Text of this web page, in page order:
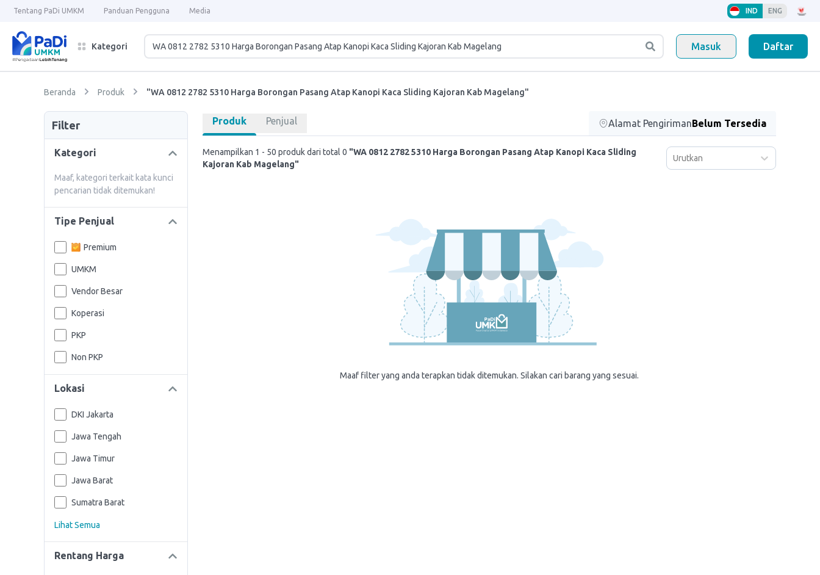
Tentang PaDi UMKM Panduan Pengguna Media IND ENG
Kategori Masuk Daftar
Beranda Produk "WA 0812 2782 5310 Harga Borongan Pasang Atap Kanopi Kaca Sliding Kajoran Kab Magelang"
Filter
Kategori
Maaf, kategori terkait kata kunci
pencarian tidak ditemukan!
Tipe Penjual
Premium
UMKM
Vendor Besar
Koperasi
PKP
Non PKP
Lokasi
DKI Jakarta
Jawa Tengah
Jawa Timur
Jawa Barat
Sumatra Barat
Lihat Semua
Rentang Harga
Produk Penjual Alamat PengirimanBelum Tersedia
Menampilkan 1 - 50 produk dari total 0 "WA 0812 2782 5310 Harga Borongan Pasang Atap Kanopi Kaca Sliding
Kajoran Kab Magelang"
Urutkan
Maaf filter yang anda terapkan tidak ditemukan. Silakan cari barang yang sesuai.